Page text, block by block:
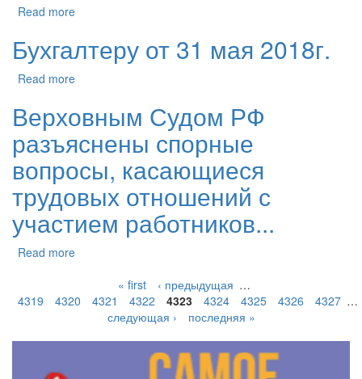
Read more
Бухгалтеру от 31 мая 2018г.
Read more
Верховным Судом РФ
разъяснены спорные
вопросы, касающиеся
трудовых отношений с
участием работников...
Read more
« first
‹ предыдущая …
4319
4320 4321 4322 4323 4324 4325 4326 4327 …
следующая ›
последняя »